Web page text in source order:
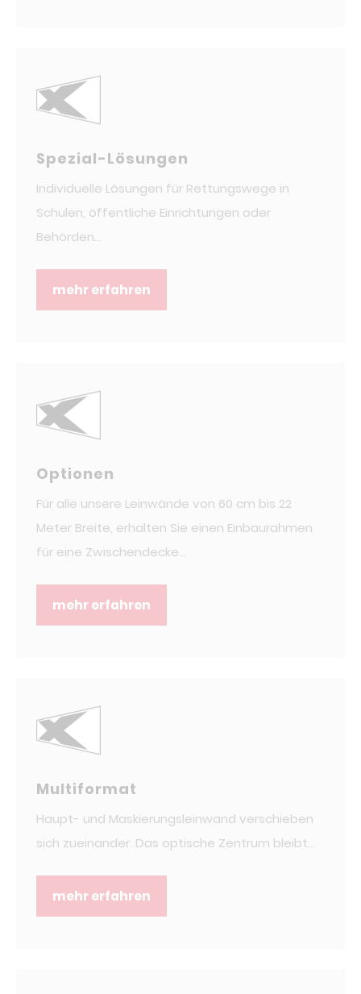
Spezial-Lösungen
Individuelle Lösungen für Rettungswege in
Schulen, öffentliche Einrichtungen oder
Behörden...
mehr erfahren
Optionen
Für alle unsere Leinwände von 60 cm bis 22
Meter Breite, erhalten Sie einen Einbaurahmen
für eine Zwischendecke...
mehr erfahren
Multiformat
Haupt- und Maskierungsleinwand verschieben
sich zueinander. Das optische Zentrum bleibt...
mehr erfahren